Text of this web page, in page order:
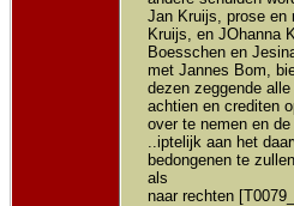
Jan Kruijs, prose en
Kruijs, en JOhanna
Boesschen en
met Jannes Bom,
dezen zeggende
achtien en crediten
over te nemen en
..iptelijk aan het
bedongenen te
als
naar rechten